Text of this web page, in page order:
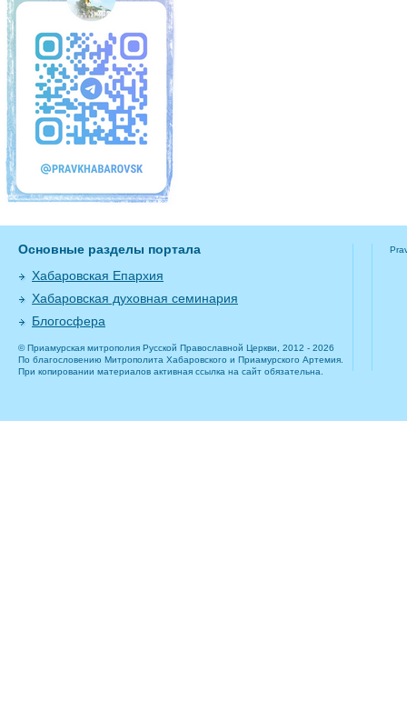
Основные разделы портала
Хабаровская Епархия
Хабаровская духовная семинария
Блогосфера
© Приамурская митрополия Русской Православной Церкви, 2012 - 2026
По благословению Митрополита Хабаровского и Приамурского Артемия.
При копировании материалов активная ссылка на сайт обязательна.